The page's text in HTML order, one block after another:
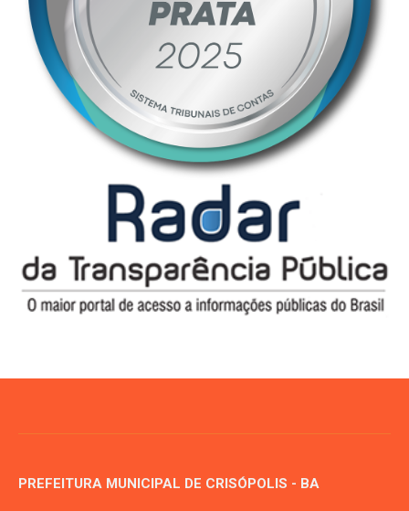
PREFEITURA MUNICIPAL DE CRISÓPOLIS - BA